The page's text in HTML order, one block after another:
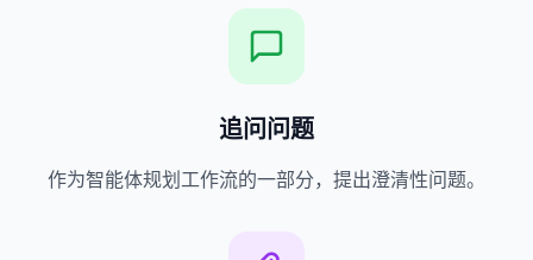
追问问题
作为智能体规划工作流的一部分，提出澄清性问题。